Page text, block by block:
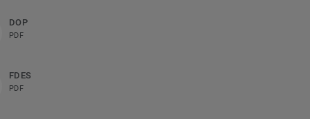
DOP
PDF
FDES
PDF